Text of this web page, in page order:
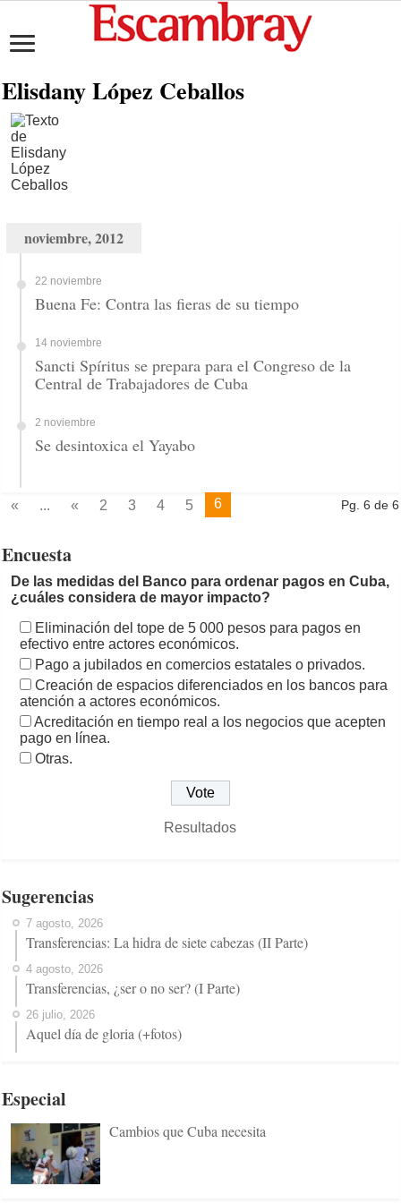
Elisdany López Ceballos
noviembre, 2012
22 noviembre
Buena Fe: Contra las fieras de su tiempo
14 noviembre
Sancti Spíritus se prepara para el Congreso de la
Central de Trabajadores de Cuba
2 noviembre
Se desintoxica el Yayabo
Pg. 6 de 6
« ... « 2 3 4 5 6
Encuesta
De las medidas del Banco para ordenar pagos en Cuba,
¿cuáles considera de mayor impacto?
Eliminación del tope de 5 000 pesos para pagos en
efectivo entre actores económicos.
Pago a jubilados en comercios estatales o privados.
Creación de espacios diferenciados en los bancos para
atención a actores económicos.
Acreditación en tiempo real a los negocios que acepten
pago en línea.
Otras.
Resultados
Sugerencias
7 agosto, 2026
Transferencias: La hidra de siete cabezas (II Parte)
4 agosto, 2026
Transferencias, ¿ser o no ser? (I Parte)
26 julio, 2026
Aquel día de gloria (+fotos)
Especial
Cambios que Cuba necesita